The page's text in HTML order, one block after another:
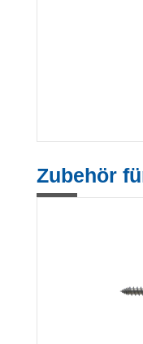
Produktgalerie
Zubehör